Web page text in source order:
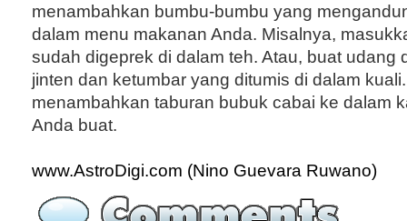
menambahkan bumbu-bumbu yang
dalam menu makanan Anda. Misalnya,
sudah digeprek di dalam teh. Atau, buat udang
jinten dan ketumbar yang ditumis di dalam
menambahkan taburan bubuk cabai ke dalam
Anda buat.
www.AstroDigi.com (Nino Guevara Ruwano)